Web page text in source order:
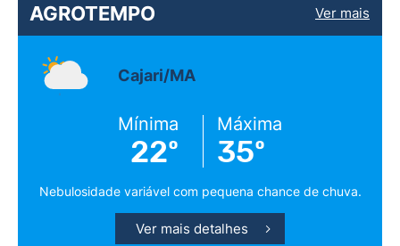
AGROTEMPO Ver mais
Cajari/MA
Mínima
22º
Máxima
35º
Nebulosidade variável com pequena chance de chuva.
Ver mais detalhes